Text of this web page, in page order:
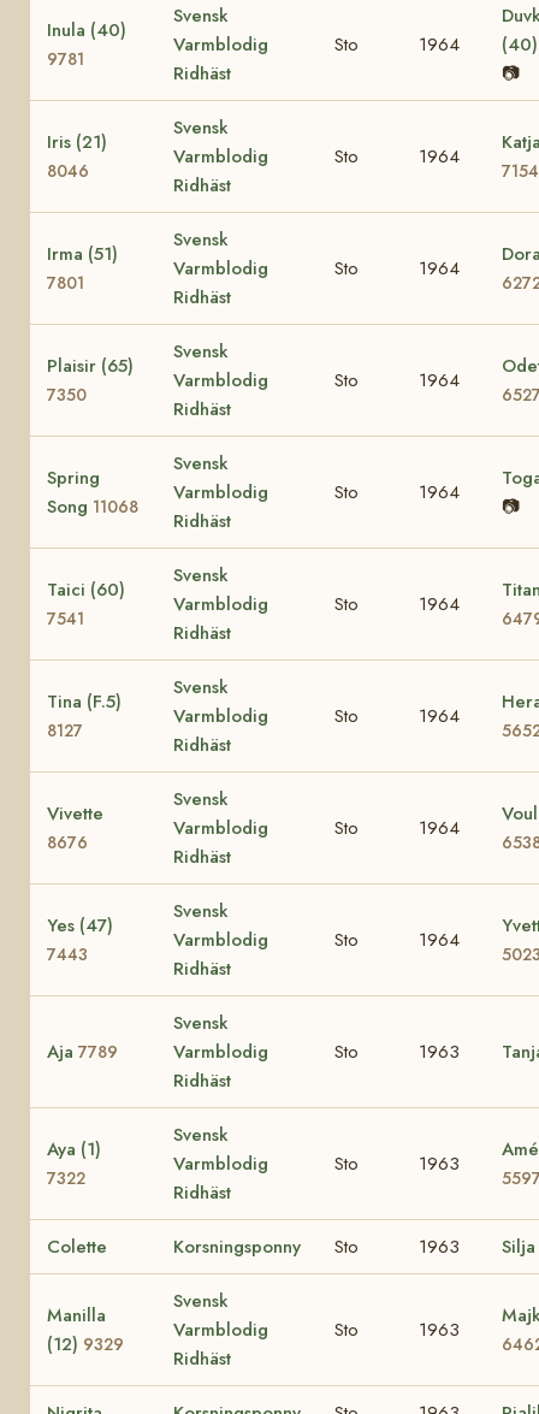
Inula (40)
9781
Svensk
Varmblodig
Ridhäst
Sto 1964
📷
Iris (21)
8046
Svensk
Varmblodig
Ridhäst
Sto 1964
7154
Irma (51)
7801
Svensk
Varmblodig
Ridhäst
Sto 1964
Plaisir (65)
7350
Svensk
Varmblodig
Ridhäst
Sto 1964
Spring
Song 11068
Svensk
Varmblodig
Ridhäst
Sto 1964
📷
Taici (60)
7541
Svensk
Varmblodig
Ridhäst
Sto 1964
Tina (F.5)
8127
Svensk
Varmblodig
Ridhäst
Sto 1964
Vivette
8676
Svensk
Varmblodig
Ridhäst
Sto 1964
Yes (47)
7443
Svensk
Varmblodig
Ridhäst
Sto 1964
Aja 7789
Svensk
Varmblodig
Ridhäst
Sto 1963
Aya (1)
7322
Svensk
Varmblodig
Ridhäst
Sto 1963
Colette Korsningsponny Sto 1963 Silja
Manilla
(12) 9329
Svensk
Varmblodig
Ridhäst
Sto 1963